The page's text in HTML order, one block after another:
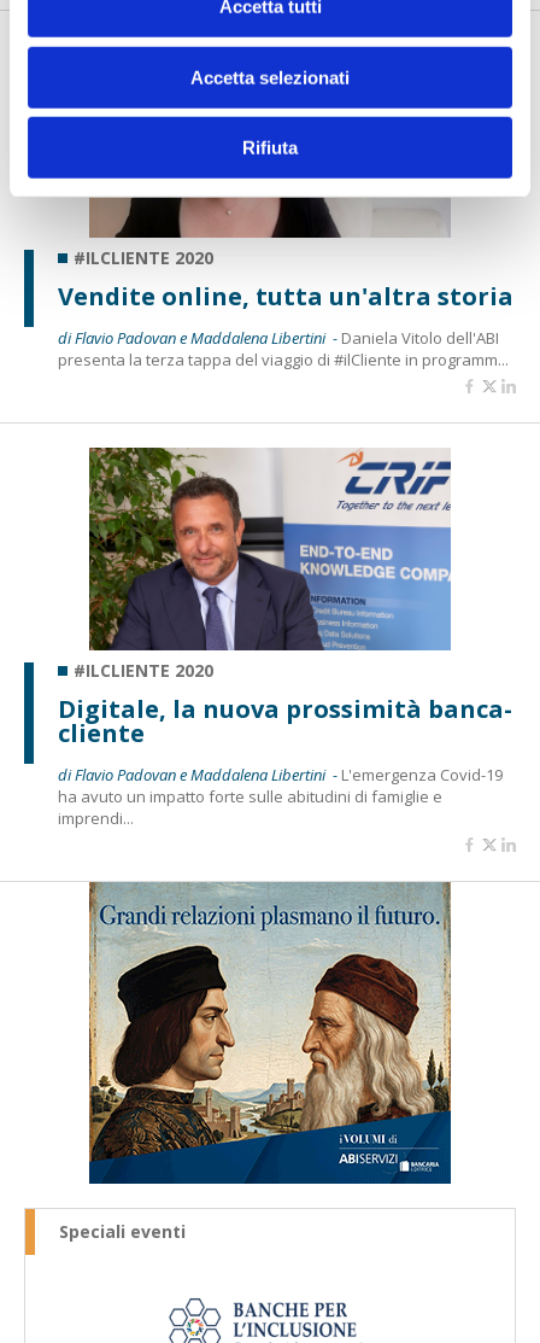
Accetta tutti
Accetta selezionati
Rifiuta
#ILCLIENTE 2020
Vendite online, tutta un'altra storia
di Flavio Padovan e Maddalena Libertini - Daniela Vitolo dell'ABI
presenta la terza tappa del viaggio di #ilCliente in programm...
#ILCLIENTE 2020
Digitale, la nuova prossimità banca-
cliente
di Flavio Padovan e Maddalena Libertini - L'emergenza Covid-19
ha avuto un impatto forte sulle abitudini di famiglie e
imprendi...
Speciali eventi